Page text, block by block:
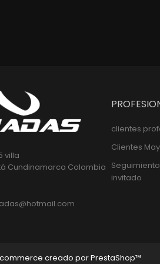
villa
Cundinamarca Colombia
clientes
Clientes
invitado
creado por PrestaShop™